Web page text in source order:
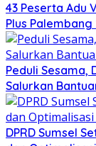
43 Peserta Adu
Plus Palembang
Peduli Sesama,
Salurkan
DPRD Sumsel